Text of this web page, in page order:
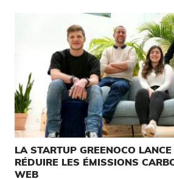
LA STARTUP GREENOCO
RÉDUIRE LES ÉMISSIONS
WEB